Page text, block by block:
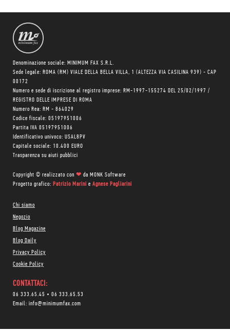
Denominazione sociale: MINIMUM FAX S.R.L.
Sede legale: ROMA (RM) VIALE DELLA BELLA VILLA, 1 (ALTEZZA VIA CASILINA 939) - CAP
00172
Numero e sede di iscrizione al registro imprese: RM-1997-155274 DEL 25/02/1997 /
REGISTRO DELLE IMPRESE DI ROMA
Numero Rea: RM - 864029
Codice fiscale: 05197951006
Partita IVA 05197951006
Identificativo univoco: USAL8PV
Capitale sociale: 10.400 EURO
Trasparenza su aiuti pubblici
Copyright © realizzato con ❤ da MONK Software
Progetto grafico: Patrizio Marini e Agnese Pagliarini
Chi siamo
Negozio
Blog Magazine
Blog Daily
Privacy Policy
Cookie Policy
CONTATTACI:
06 333.65.45 • 06 333.65.53
Email: info@minimumfax.com